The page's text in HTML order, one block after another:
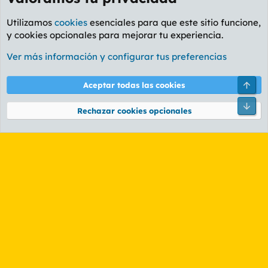
Foro General
Cookies
PL OLDSTYLE AMARILLO
Términos y reglas Política de privacidad Ayuda
Community platform by XenForo® © 2010-2026 XenForo Ltd.
Utilizamos cookies esenciales para que este sitio funcione,
y cookies opcionales para mejorar tu experiencia.
Ver más información y configurar tus preferencias
Aceptar todas las cookies
Rechazar cookies opcionales
Pie